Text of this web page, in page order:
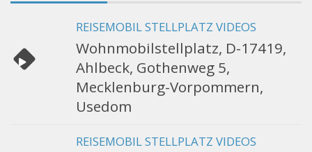
REISEMOBIL STELLPLATZ VIDEOS
Wohnmobilstellplatz, D-17419,
Ahlbeck, Gothenweg 5,
Mecklenburg-Vorpommern,
Usedom
REISEMOBIL STELLPLATZ VIDEOS